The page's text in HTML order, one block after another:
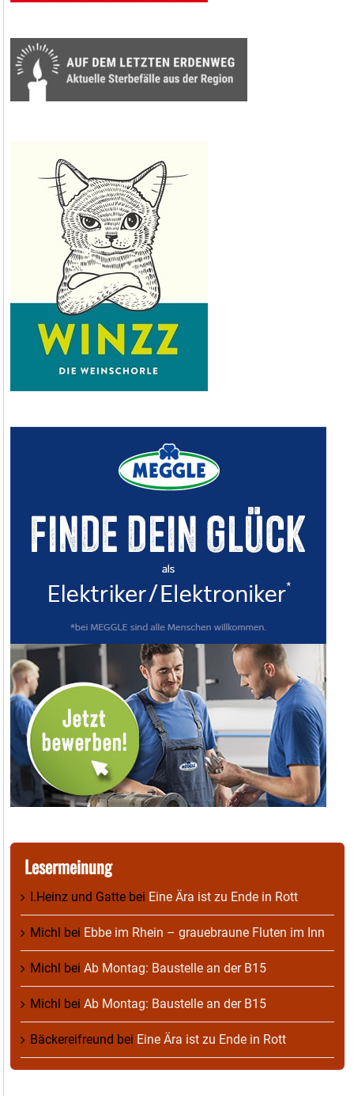
Lesermeinung
I.Heinz und Gatte bei Eine Ära ist zu Ende in Rott
Michl bei Ebbe im Rhein – grauebraune Fluten im Inn
Michl bei Ab Montag: Baustelle an der B15
Michl bei Ab Montag: Baustelle an der B15
Bäckereifreund bei Eine Ära ist zu Ende in Rott